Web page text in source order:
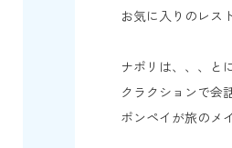
お気に入りのレス
ナポリは、、、と
クラクションで会
ポンペイが旅のメ